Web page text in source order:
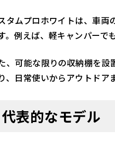
タムプロホワイトは、車
。例えば、軽キャンパーで
、可能な限りの収納棚を
、日常使いからアウトドア
代表的なモデル